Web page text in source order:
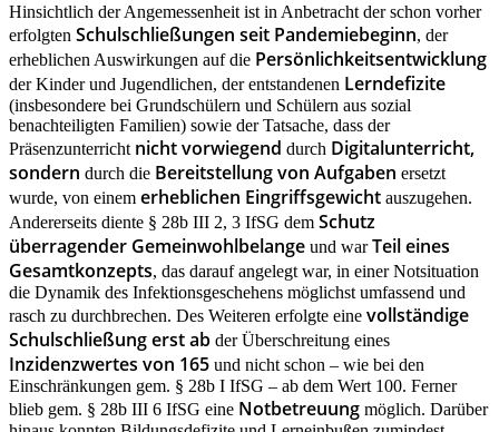
Hinsichtlich der Angemessenheit ist in Anbetracht der schon vorher
erfolgten Schulschließungen seit Pandemiebeginn, der
erheblichen Auswirkungen auf die Persönlichkeitsentwicklung
der Kinder und Jugendlichen, der entstandenen Lerndefizite
(insbesondere bei Grundschülern und Schülern aus sozial
benachteiligten Familien) sowie der Tatsache, dass der
Präsenzunterricht nicht vorwiegend durch Digitalunterricht,
sondern durch die Bereitstellung von Aufgaben ersetzt
wurde, von einem erheblichen Eingriffsgewicht auszugehen.
Andererseits diente § 28b III 2, 3 IfSG dem Schutz
überragender Gemeinwohlbelange und warTeil eines
Gesamtkonzepts, das darauf angelegt war, in einer Notsituation
die Dynamik des Infektionsgeschehens möglichst umfassend und
rasch zu durchbrechen. Des Weiteren erfolgte eine vollständige
Schulschließung erst ab der Überschreitung eines
Inzidenzwertes von 165 und nicht schon – wie bei den
Einschränkungen gem. § 28b I IfSG – ab dem Wert 100. Ferner
blieb gem. § 28b III 6 IfSG eine Notbetreuung möglich. Darüber